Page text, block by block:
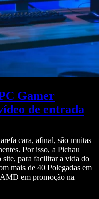
Gamer
de entrada
cara, afinal, são muitas
Por isso, a Pichau
para facilitar a vida do
mais de 40 Polegadas em
em promoção na